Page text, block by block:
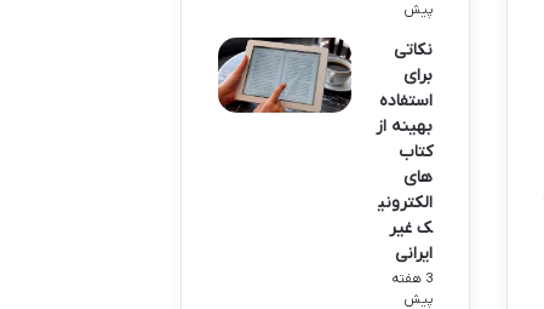
پیش
نکاتی
برای
استفاده
بهینه از
کتاب
های
الکترونی
ک غیر
ایرانی
3 هفته
پیش